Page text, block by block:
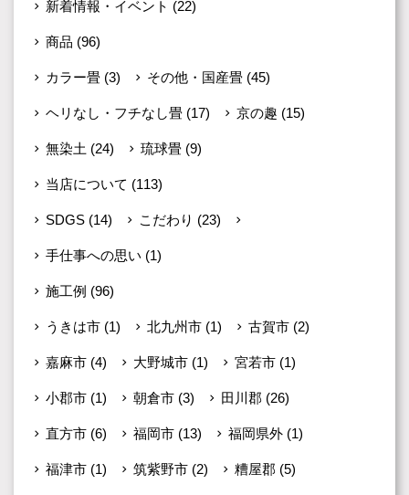
新着情報・イベント (22)
商品 (96)
カラー畳 (3) その他・国産畳 (45)
ヘリなし・フチなし畳 (17) 京の趣 (15)
無染土 (24) 琉球畳 (9)
当店について (113)
SDGS (14) こだわり (23)
手仕事への思い (1)
施工例 (96)
うきは市 (1) 北九州市 (1) 古賀市 (2)
嘉麻市 (4) 大野城市 (1) 宮若市 (1)
小郡市 (1) 朝倉市 (3) 田川郡 (26)
直方市 (6) 福岡市 (13) 福岡県外 (1)
福津市 (1) 筑紫野市 (2) 糟屋郡 (5)